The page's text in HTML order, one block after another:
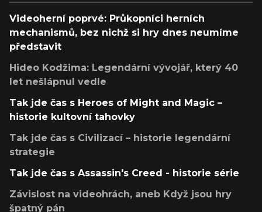
Videoherní poprvé: Průkopníci herních
mechanismů, bez nichž si hry dnes neumíme
představit
Hideo Kodžima: Legendární vývojář, který 40
let nešlápnul vedle
Tak jde čas s Heroes of Might and Magic –
historie kultovní tahovky
Tak jde čas s Civilizací – historie legendární
strategie
Tak jde čas s Assassin's Creed - historie série
Závislost na videohrách, aneb Když jsou hry
špatný pán